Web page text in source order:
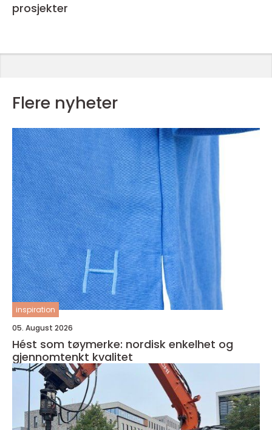
prosjekter
Flere nyheter
inspiration
05. August 2026
Hést som tøymerke: nordisk enkelhet og
gjennomtenkt kvalitet